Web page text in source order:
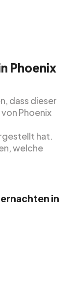
Phoenix
dass dieser
Phoenix
hat.
welche
in